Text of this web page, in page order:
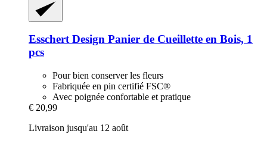
Esschert Design Panier de Cueillette en Bois, 1
pcs
Pour bien conserver les fleurs
Fabriquée en pin certifié FSC®
Avec poignée confortable et pratique
€ 20,99
Livraison jusqu'au 12 août